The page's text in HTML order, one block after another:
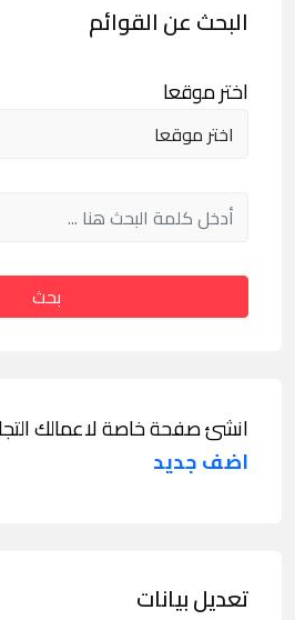
البحث عن القوائم
اختر موقعا
بحث
انشئ صفحة خاصة لاعمالك
اضف جديد
تعديل بيانات